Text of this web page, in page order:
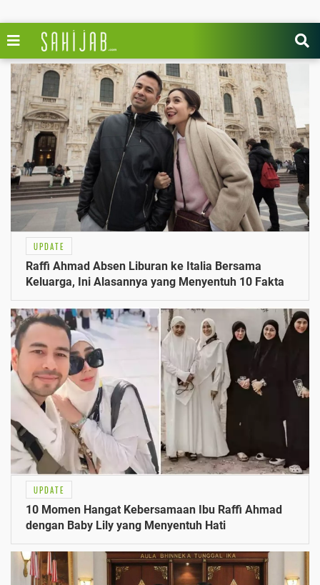
UPDATE
Raffi Ahmad Absen Liburan ke Italia Bersama
Keluarga, Ini Alasannya yang Menyentuh 10 Fakta
UPDATE
10 Momen Hangat Kebersamaan Ibu Raffi Ahmad
dengan Baby Lily yang Menyentuh Hati